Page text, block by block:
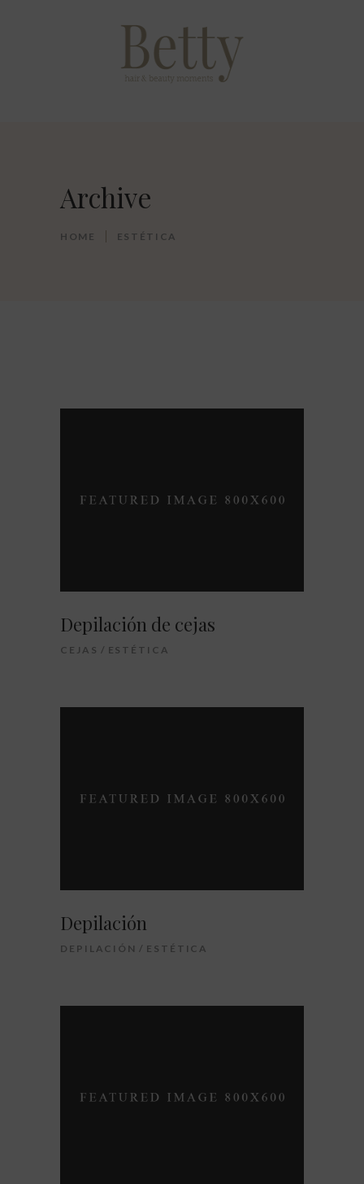
Archive
HOME ESTÉTICA
Depilación de cejas
CEJAS ESTÉTICA
Depilación
DEPILACIÓN ESTÉTICA